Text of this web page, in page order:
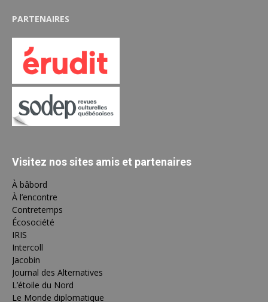
PARTENAIRES
Visitez nos sites amis et partenaires
À bâbord
À l’encontre
Contretemps
Écosociété
IRIS
Intercoll
Jacobin
Journal des Alternatives
L’étoile du Nord
Le Monde diplomatique